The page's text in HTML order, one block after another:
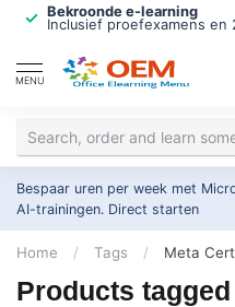
Bekroonde e-learning
Inclusief proefexamens en
MENU
Bespaar uren per week met
AI-trainingen. Direct starten
Home / Tags / Meta
Products